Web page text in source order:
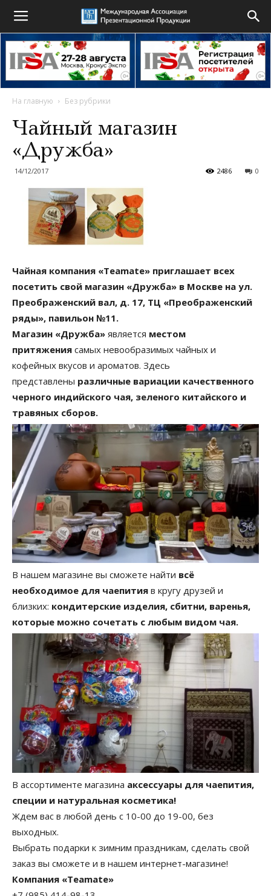
На главную Без рубрики
Чайный магазин
«Дружба»
14/12/2017 0
2486
Чайная компания «Teamate» приглашает всех
посетить свой магазин «Дружба» в Москве на ул.
Преображенский вал, д. 17, ТЦ «Преображенский
ряды», павильон №11.
Магазин «Дружба» является местом
притяжения самых невообразимых чайных и
кофейных вкусов и ароматов. Здесь
представлены различные вариации качественного
черного индийского чая, зеленого китайского и
травяных сборов.
В нашем магазине вы сможете найти всё
необходимое для чаепития в кругу друзей и
близких: кондитерские изделия, сбитни, варенья,
которые можно сочетать с любым видом чая.
В ассортименте магазина аксессуары для чаепития,
специи и натуральная косметика!
Ждем вас в любой день с 10-00 до 19-00, без
выходных.
Выбрать подарки к зимним праздникам, сделать свой
заказ вы сможете и в нашем интернет-магазине!
Компания «Teamate»